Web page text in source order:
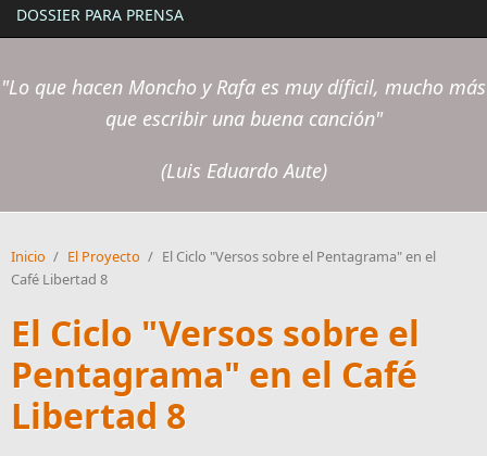
DOSSIER PARA PRENSA
"Lo que hacen Moncho y Rafa es muy díficil, mucho más
que escribir una buena canción"
(Luis Eduardo Aute)
Inicio / El Proyecto / El Ciclo "Versos sobre el Pentagrama" en el
Café Libertad 8
El Ciclo "Versos sobre el
Pentagrama" en el Café
Libertad 8